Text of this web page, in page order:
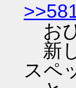
お
新
スペ